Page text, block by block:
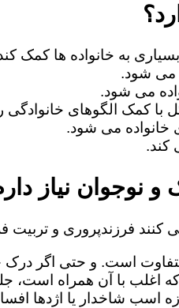
به خانواده ها کمک
می شود.
می شود.
با کمک الگوهای خانوادگی
می شود.
کند.
نوجوان نیاز
فرزندپروری و تربیت
است. و حتی اگر درک
اغلب با آن همراه است،
اسب شاخدار یا اژدها